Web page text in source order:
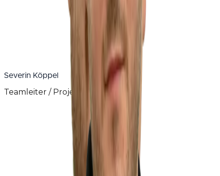
Als Athlet und später als Cheftrainer der Ringerstaffel
Kriessern habe ich Disziplin, Durchhaltewillen und
Führungsstärke gelernt. Heute setze ich das als
Teamleiter auf Montageprojekten ein.
Severin Köppel
Teamleiter / Projektleiter Service
Vor 20 Jahren startete ich bei Lüchinger die
Ausbildung zum Metallbauer EFZ. Heute darf ich als
Projektleiter und Teamleiter Service die gesamte
Abteilung führen.